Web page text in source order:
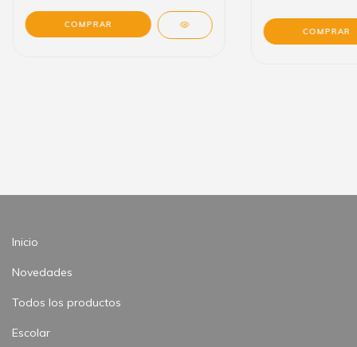
Inicio
Novedades
Todos los productos
Escolar